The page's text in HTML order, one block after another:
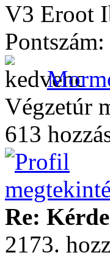
V3 Eroot
Pontszám:
Végzetúr
613
Re:
2173.